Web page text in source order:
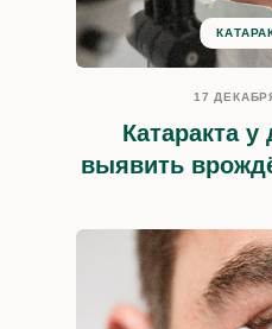
17
Катаракта у
выявить